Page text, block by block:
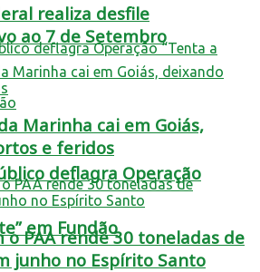
deflagra Operação
em Fundão
realiza desfile
ao 7 de Setembro
Marinha cai em Goiás,
e feridos
o PAA rende 30 toneladas de
junho no Espírito Santo